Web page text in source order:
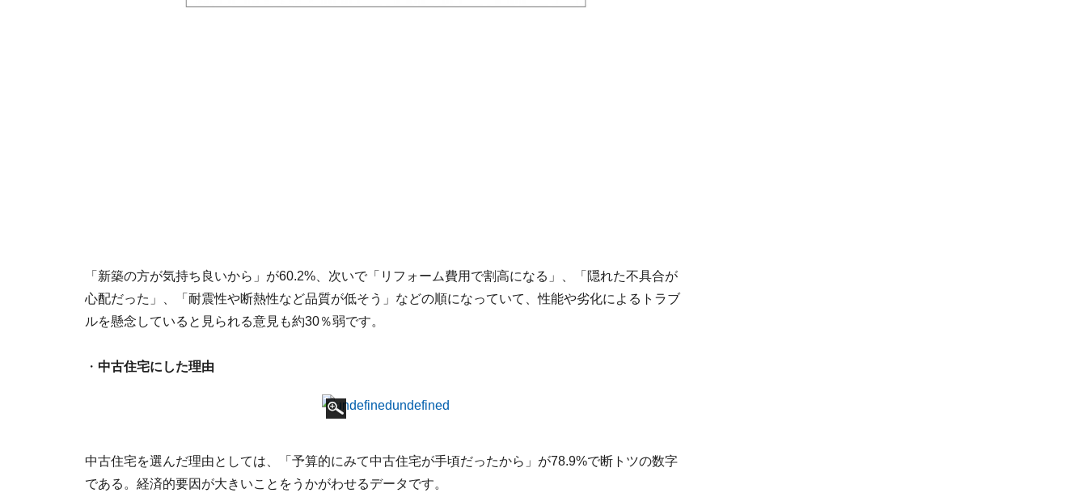
「新築の方が気持ち良いから」が60.2%、次いで「リフォーム費用で割高になる」、「隠れた不具合が
心配だった」、「耐震性や断熱性など品質が低そう」などの順になっていて、性能や劣化によるトラブ
ルを懸念していると見られる意見も約30％弱です。
・ 中古住宅にした理由
中古住宅を選んだ理由としては、「予算的にみて中古住宅が手頃だったから」が78.9%で断トツの数字
である。経済的要因が大きいことをうかがわせるデータです。